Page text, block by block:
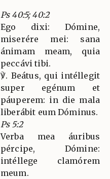
Ps 40:5; 40:2
Ego dixi: Dómine,
miserére mei: sana
ánimam meam, quia
peccávi tibi.
℣. Beátus, qui intéllegit
super egénum et
páuperem: in die mala
liberábit eum Dóminus.
Ps 5:2
Verba mea áuribus
pércipe, Dómine:
intéllege clamórem
meum.